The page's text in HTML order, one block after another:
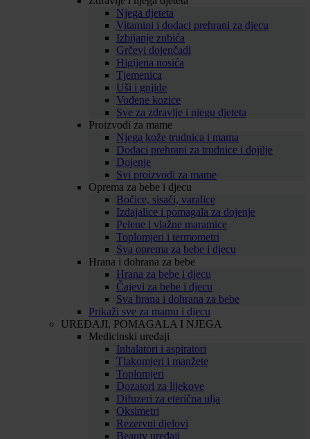
Njega djeteta
Vitamini i dodaci prehrani za djecu
Izbijanje zubića
Grčevi dojenčadi
Higijena nosića
Tjemenica
Uši i gnjide
Vodene kozice
Sve za zdravlje i njegu djeteta
Proizvodi za mame
Njega kože trudnica i mama
Dodaci prehrani za trudnice i dojilje
Dojenje
Svi proizvodi za mame
Oprema za bebe i djecu
Bočice, sisači, varalice
Izdajalice i pomagala za dojenje
Pelene i vlažne maramice
Toplomjeri i termometri
Sva oprema za bebe i djecu
Hrana i dohrana za bebe
Hrana za bebe i djecu
Čajevi za bebe i djecu
Sva hrana i dohrana za bebe
Prikaži sve za mamu i djecu
UREĐAJI, POMAGALA I NJEGA
Medicinski uređaji
Inhalatori i aspiratori
Tlakomjeri i manžete
Toplomjeri
Dozatori za lijekove
Difuzeri za eterična ulja
Oksimetri
Rezervni djelovi
Beauty uređaji